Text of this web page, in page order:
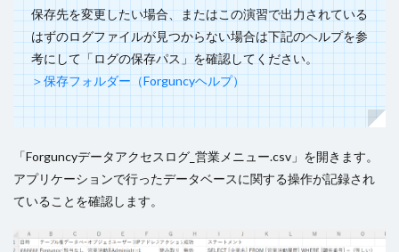
保存先を変更したい場合、またはこの演習で出力されている
はずのログファイルが見つからない場合は下記のヘルプを参
考にして「ログの保存パス」を確認してください。
＞保存フォルダー（Forguncyヘルプ）
「Forguncyデータアクセスログ_営業メニュー.csv」を開きます。
アプリケーションで行ったデータベースに関する操作が記録され
ていることを確認します。